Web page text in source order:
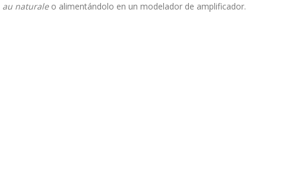
au naturaleo alimentándolo en un modelador de amplificador.